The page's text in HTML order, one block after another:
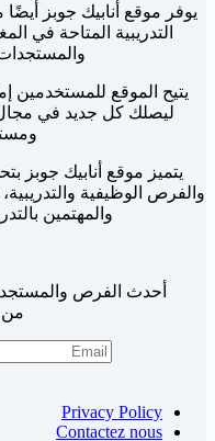
يوفر موقع أنابيك جوبز
التدريبية المتاحة في
والمستجدات
يتيح الموقع للمستخدمين
ليصلك كل جديد في مجال
يتميز موقع أنابيك جوبز
والفرص الوظيفية
والمهتمين
أحدث الفرص
من
Privacy Policy
Contactez nous